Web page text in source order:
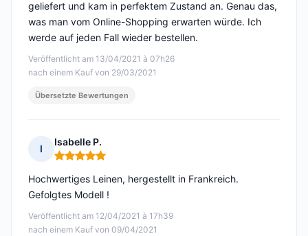
Veröffentlicht am 13/04/2021 à 07h26
nach einem Kauf von 29/03/2021
geliefert und kam in perfektem Zustand an. Genau das,
was man vom Online-Shopping erwarten würde. Ich
werde auf jeden Fall wieder bestellen.
Übersetzte Bewertungen
I
Isabelle P.
Hinweis: 5 von 5
Veröffentlicht am 12/04/2021 à 17h39
nach einem Kauf von 09/04/2021
Hochwertiges Leinen, hergestellt in Frankreich.
Gefolgtes Modell !